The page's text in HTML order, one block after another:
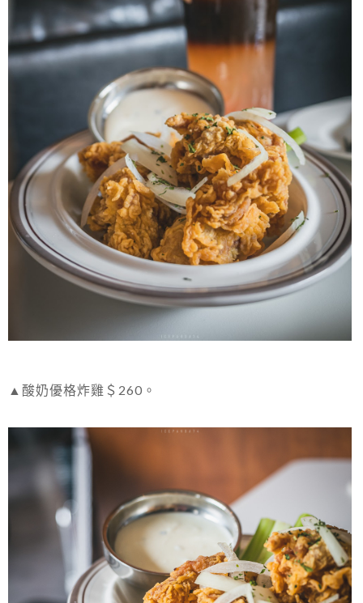
▲酸奶優格炸雞＄260。